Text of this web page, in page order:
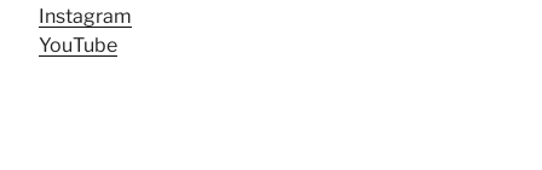
Instagram
YouTube